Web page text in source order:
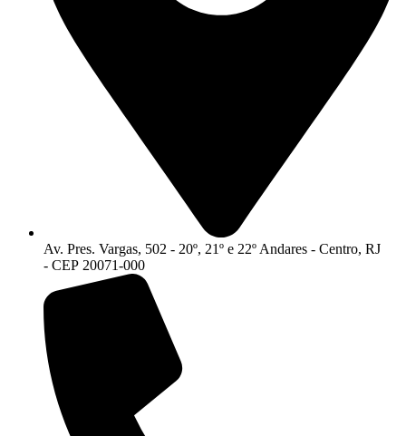
Av. Pres. Vargas, 502 - 20º, 21º e 22º Andares - Centro, RJ
- CEP 20071-000